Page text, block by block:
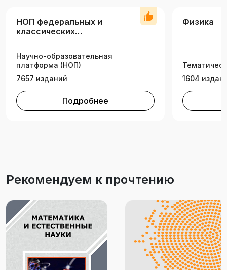
НОП федеральных и
классических
Научно-образовательная
платформа (НОП)
7657 изданий
Подробнее
Физика
1604
Рекомендуем к прочтению